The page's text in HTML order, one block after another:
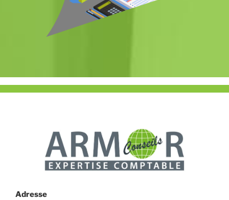
Adresse